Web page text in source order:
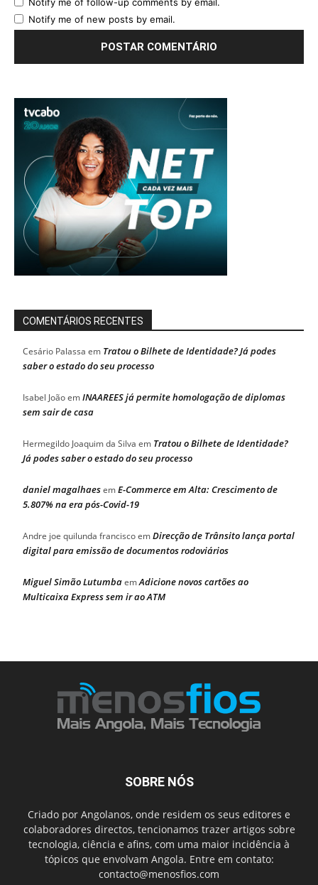
Notify me of new posts by email.
COMENTÁRIOS RECENTES
Cesário Palassa em Tratou o Bilhete de Identidade? Já podes
saber o estado do seu processo
Isabel JoãoemINAAREES já permite homologação de diplomas
sem sair de casa
Hermegildo Joaquim da Silva em Tratou o Bilhete de Identidade?
Já podes saber o estado do seu processo
daniel magalhaesemE-Commerce em Alta: Crescimento de
5.807% na era pós-Covid-19
Andre joe quilunda franciscoemDirecção de Trânsito lança portal
digital para emissão de documentos rodoviários
Miguel Simão LutumbaemAdicione novos cartões ao
Multicaixa Express sem ir ao ATM
SOBRE NÓS
Criado por Angolanos, onde residem os seus editores e
colaboradores directos, tencionamos trazer artigos sobre
tecnologia, ciência e afins, com uma maior incidência à
tópicos que envolvam Angola. Entre em contato:
contacto@menosfios.com